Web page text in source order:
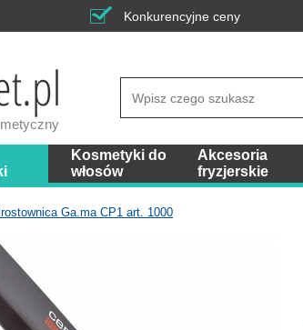
Konkurencyjne ceny
Kosmetyki do
włosów
Akcesoria
fryzjerskie
Ga.ma CP1 art. 1000